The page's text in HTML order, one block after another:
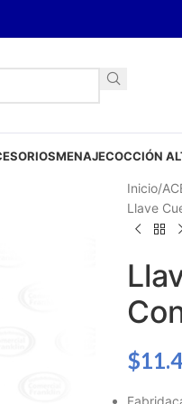
MENAJECOCCIÓN
Inicio
Llave
$